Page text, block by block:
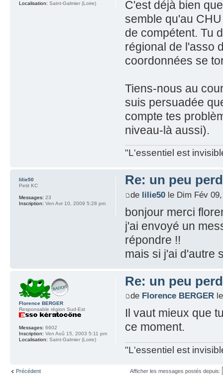
C'est déjà bien
semble qu'au
de compétent. Tu
régional de l'asso
coordonnées se
Tiens-nous au
suis persuadée
compte tes
niveau-là aussi).
"L'essentiel est
Localisation: Saint-Galmier (Loire)
Re: un peu
de lilie50le Dim Fév
bonjour merci
j'ai envoyé un
répondre !!
mais si j'ai d'autre
lilie50
Petit KC
Messages: 23
Inscription: Ven Avr 10, 2009 5:28 pm
Re: un peu
de Florence BERGERle
Il vaut mieux que
ce moment.
"L'essentiel est
Florence BERGER
Responsable région Sud-Est
Messages: 6602
Inscription: Ven Aoû 15, 2003 5:11 pm
Localisation: Saint-Galmier (Loire)
Précédent Afficher les messages postés depuis: